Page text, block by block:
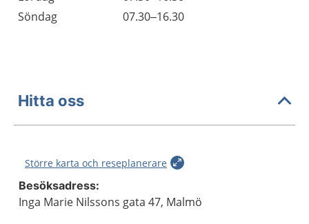
Söndag
07.30–16.30
Hitta oss
Större karta och reseplanerare
Besöksadress:
Inga Marie Nilssons gata 47, Malmö